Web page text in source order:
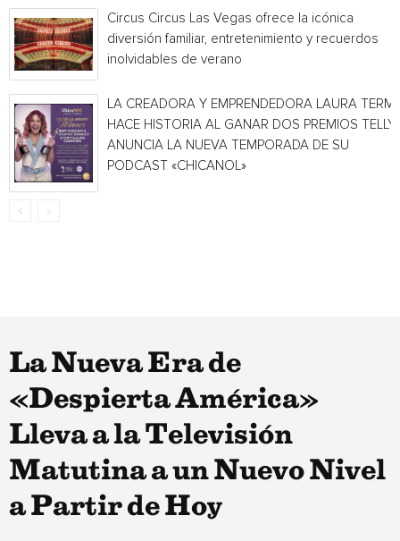
Circus Circus Las Vegas ofrece la icónica
diversión familiar, entretenimiento y recuerdos
inolvidables de verano
LA CREADORA Y EMPRENDEDORA LAURA
HACE HISTORIA AL GANAR DOS PREMIOS TELLY
ANUNCIA LA NUEVA TEMPORADA DE SU
PODCAST «CHICANOL»
La Nueva Era de
«Despierta América»
Lleva a la Televisión
Matutina a un Nuevo Nivel
a Partir de Hoy